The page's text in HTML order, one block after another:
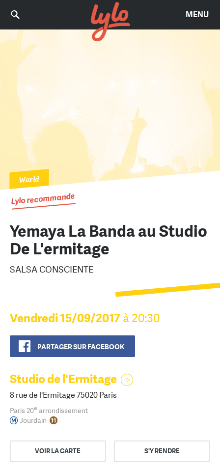
MENU
World
Lylo recommande
Yemaya La Banda au Studio
De L'ermitage
SALSA CONSCIENTE
Vendredi 15/09/2017 à 20:30
PARTAGER SUR FACEBOOK
Studio de l'Ermitage
8 rue de l'Ermitage 75020 Paris
Paris 20e arrondissement
Jourdain
VOIR LA CARTE S'Y RENDRE